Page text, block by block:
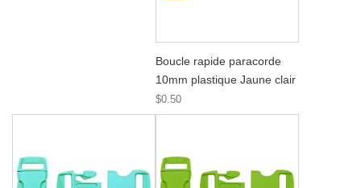
Boucle rapide paracorde
10mm plastique Jaune clair
$0.50